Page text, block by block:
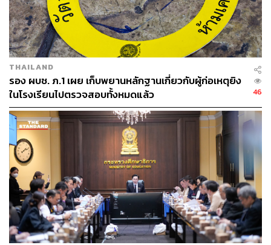
เคลื่อนไหวอยู่ตามเมืองต่างๆ โดยเฉพาะในเมืองหลวง
ภาพ:TT News Agency / Kicki Nilsson via Reuters
อ้างอิง:
https://www.bbc.com/news/articles/c79d52gpd02o
https://www.bbc.com/news/live/c206q444zx3t
https://www.reuters.com/world/europe/sweden-hits-re
cord-with-60-shot-dead-2022-2022-12-19/
TAGS: ประวัติศาสตร์ เหตุกราดยิง
THAILAND
รอง ผบช. ภ.1 เผย เก็บพยานหลักฐานเกี่ยวกับผู้ก่อเหตุยิง
ในโรงเรียนไปตรวจสอบทั้งหมดแล้ว
46